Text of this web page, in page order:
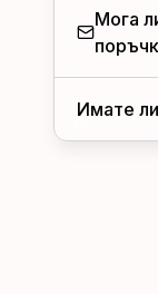
Мога
Имате